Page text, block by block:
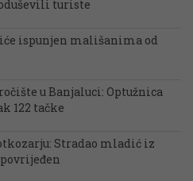
turiste
ispunjen mališanima od
u Banjaluci: Optužnica
122 tačke
Stradao mladić iz